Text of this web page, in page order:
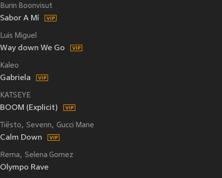
Burin Boonvisut
Sabor A Mí
Luis Miguel
Way down We Go
Kaleo
Gabriela
KATSEYE
BOOM (Explicit)
Tiësto Sevenn Gucci Mane
Calm Down
Rema Selena Gomez
Olympo Rave